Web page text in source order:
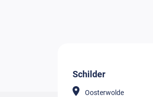
Schilder
Oosterwolde